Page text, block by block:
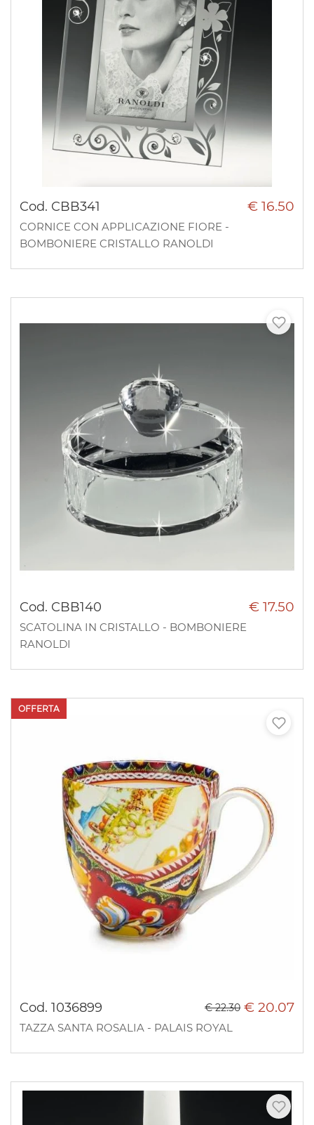
Cod. CBB341 € 16.50
CORNICE CON APPLICAZIONE FIORE -
BOMBONIERE CRISTALLO RANOLDI
Cod. CBB140 € 17.50
SCATOLINA IN CRISTALLO - BOMBONIERE
RANOLDI
Cod. 1036899 € 20.07
€ 22.30
TAZZA SANTA ROSALIA - PALAIS ROYAL